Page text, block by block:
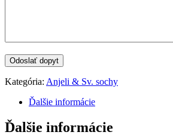
Kategória: Anjeli & Sv. sochy
Ďalšie informácie
Ďalšie informácie